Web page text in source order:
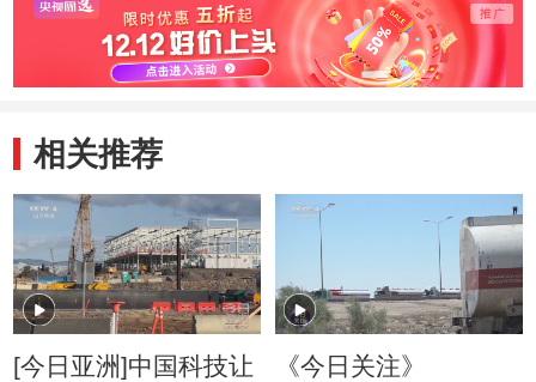
相关推荐
[今日亚洲]中国科技让
《今日关注》